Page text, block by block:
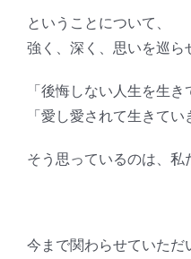
ということについて、
強く、深く、思いを巡ら
「後悔しない人生を生き
「愛し愛されて生きてい
そう思っているのは、私
今まで関わらせていただ